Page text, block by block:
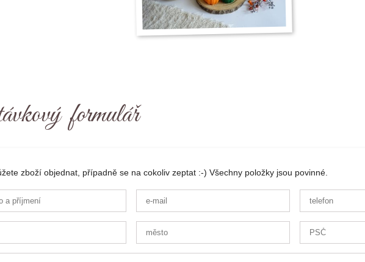
formulář
zboží objednat, případně se na cokoliv zeptat :-) Všechny položky jsou povinné.